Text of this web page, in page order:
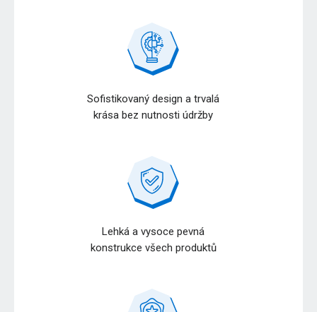
Sofistikovaný design a trvalá
krása bez nutnosti údržby
Lehká a vysoce pevná
konstrukce všech produktů